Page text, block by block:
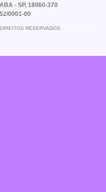
- SP, 18060-370
0001-00
RESERVADOS